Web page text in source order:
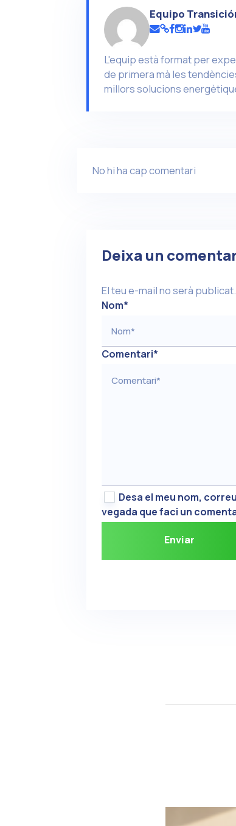
Equipo
L'equip està format per
de primera mà les
millors solucions
No hi ha cap comentari
Deixa un
El teu e-mail no serà publicat.
Nom*
Comentari*
Desa el meu nom,
vegada que faci un